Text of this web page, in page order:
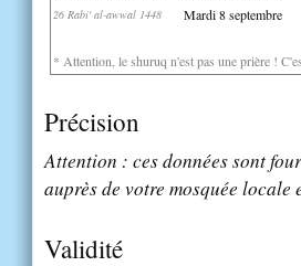
26 Rabi' al-awwal 1448 Mardi 8 septembre
* Attention, le shuruq n'est pas une prière !
Précision
Attention : ces données sont
auprès de votre mosquée
Validité